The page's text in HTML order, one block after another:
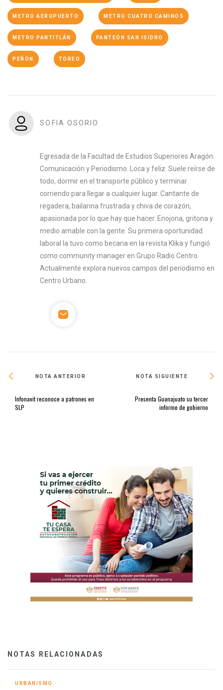
METRO AEROPUERTO METRO CUATRO CAMINOS
METRO PANTITLÁN PANTEÓN SAN ISIDRO
PEÑÓN TOREO
SOFIA OSORIO
Egresada de la Facultad de Estudios Superiores Aragón.
Comunicación y Periodismo. Loca y feliz. Suele reírse de
todo, dormir en el transporte público y terminar
corriendo para llegar a cualquier lugar. Cantante de
regadera, bailarina frustrada y chiva de corazón,
apasionada por lo que hay que hacer. Enojona, gritona y
medio amable con la gente. Su primera oportunidad
laboral la tuvo como becaria en la revista Klika y fungió
como community manager en Grupo Radio Centro.
Actualmente explora nuevos campos del periodismo en
Centro Urbano.
NOTA ANTERIOR
Infonavit reconoce a patrones en
SLP
NOTA SIGUIENTE
Presenta Guanajuato su tercer
informe de gobierno
NOTAS RELACIONADAS
URBANISMO